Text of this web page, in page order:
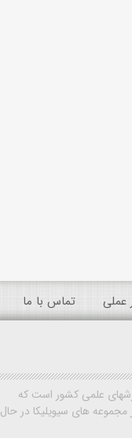
عملی تماس با ما
علمی کشور است که
مجموعه های سیویلیکا در حال